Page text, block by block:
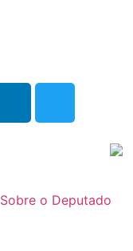
Sobre o Deputado